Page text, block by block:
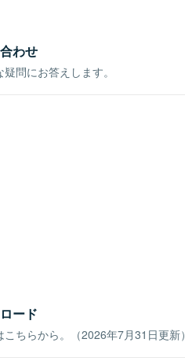
わせ
問にお答えします。
ード
ちらから。（2026年7月31日更新）